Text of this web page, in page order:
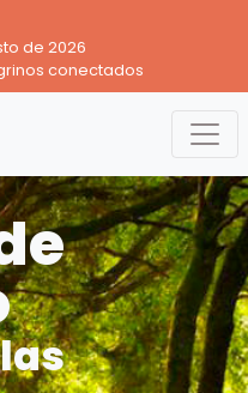
de 2026
conectados